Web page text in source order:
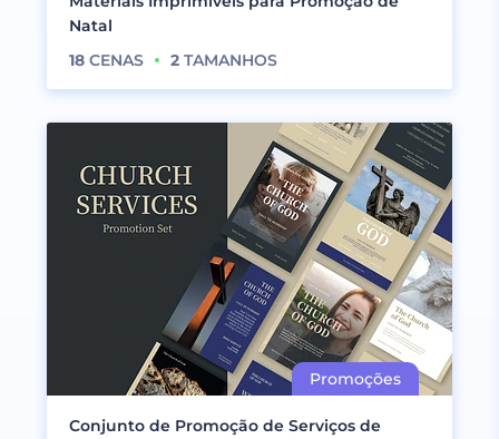
Natal
18 CENAS 2 TAMANHOS
Conjunto de Promoção de Serviços de